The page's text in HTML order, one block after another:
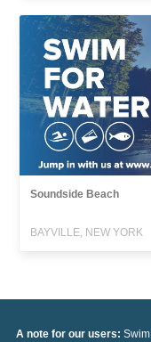
Soundside Beach
BAYVILLE, NEW YORK
A note for our users: